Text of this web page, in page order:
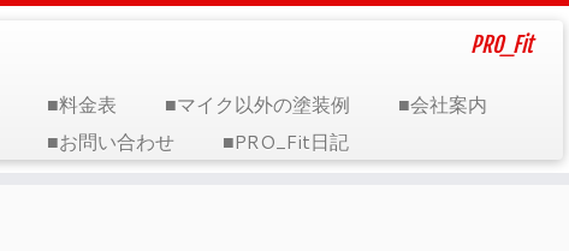
PRO_Fit
■料金表 ■マイク以外の塗装例
■会社案内
■お問い合わせ
■PRO_Fit日記